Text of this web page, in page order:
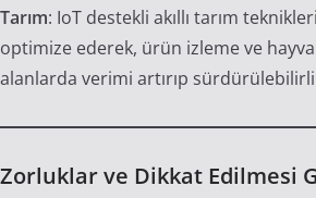
Tarım: IoT destekli akıllı tarım
optimize ederek, ürün izleme ve
alanlarda verimi artırıp
Zorluklar ve Dikkat Edilmesi